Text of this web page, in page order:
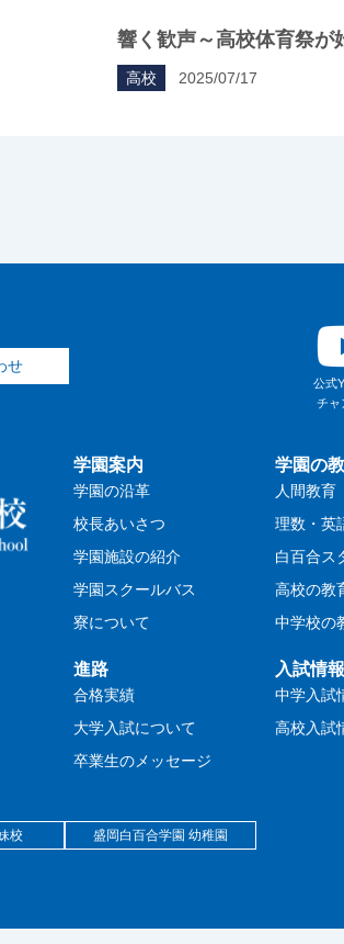
響く歓声～高校体育祭が
高校 2025/07/17
せ
公式
チャ
学園案内
学園の沿革
校長あいさつ
学園施設の紹介
学園スクールバス
寮について
学園の
人間教育
理数・英
白百合ス
高校の教
中学校の
進路
合格実績
大学入試について
卒業生のメッセージ
入試情報
中学入試
高校入試
校 盛岡白百合学園 幼稚園